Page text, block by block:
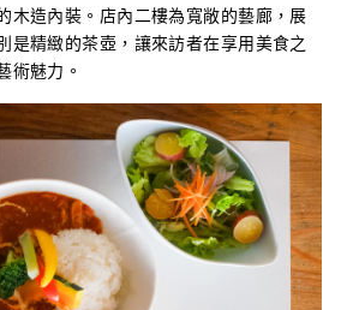
木造內裝。店內二樓為寬敞的藝廊，展
是精緻的茶壺，讓來訪者在享用美食之
術魅力。